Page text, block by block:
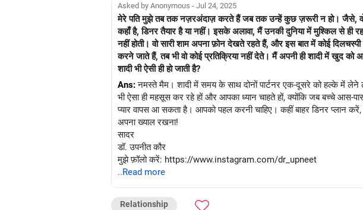
Asked by Anonymous - Jul 24, 2025
मेरे पति मुझे तब तक नज़रअंदाज़ करते हैं जब तक उन्हें कुछ ज़रूरी न हो। जैसे, वो
कहाँ है, डिनर तैयार है या नहीं। इसके अलावा, मैं उनकी दुनिया में मुश्किल से ही
नहीं होती। वो सारी शाम अपना फ़ोन देखते रहते हैं, और इस बात में कोई दिलचस्पी नहीं
करने जाते हैं, तब भी वो कोई प्रतिक्रिया नहीं देते। मैं अपनी ही शादी में खुद को अनदेखा महसूस करती हूँ। मैंने अपने माता-पिता को ऐसा ही व्यवहार करते देखा है। क्या समय के साथ
शादी भी ऐसी ही हो जाती है?
Ans:नमस्ते मैम। शादी में समय के साथ दोनों पार्टनर एक-दूसरे को हल्के में लेने
भी ऐसा ही महसूस कर रहे हों और आपका ध्यान चाहते हों, क्योंकि जब बच्चे आस-
प्यार वापस आ सकता है। आपको पहल करनी चाहिए। कहीं बाहर डिनर प्लान
अपना ख्याल रखना!
सादर
डॉ. उपनीत कौर
मुझे फ़ॉलो करें: https://www.instagram.com/dr_upneet
..Read more
Relationship